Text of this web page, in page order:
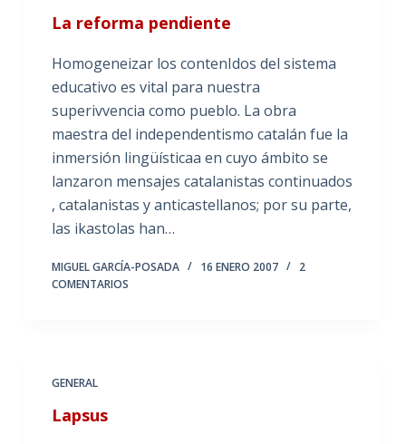
La reforma pendiente
Homogeneizar los contenIdos del sistema
educativo es vital para nuestra
superivvencia como pueblo. La obra
maestra del independentismo catalán fue la
inmersión lingüísticaa en cuyo ámbito se
lanzaron mensajes catalanistas continuados
, catalanistas y anticastellanos; por su parte,
las ikastolas han…
MIGUEL GARCÍA-POSADA 16 ENERO 2007
2
COMENTARIOS
GENERAL
Lapsus